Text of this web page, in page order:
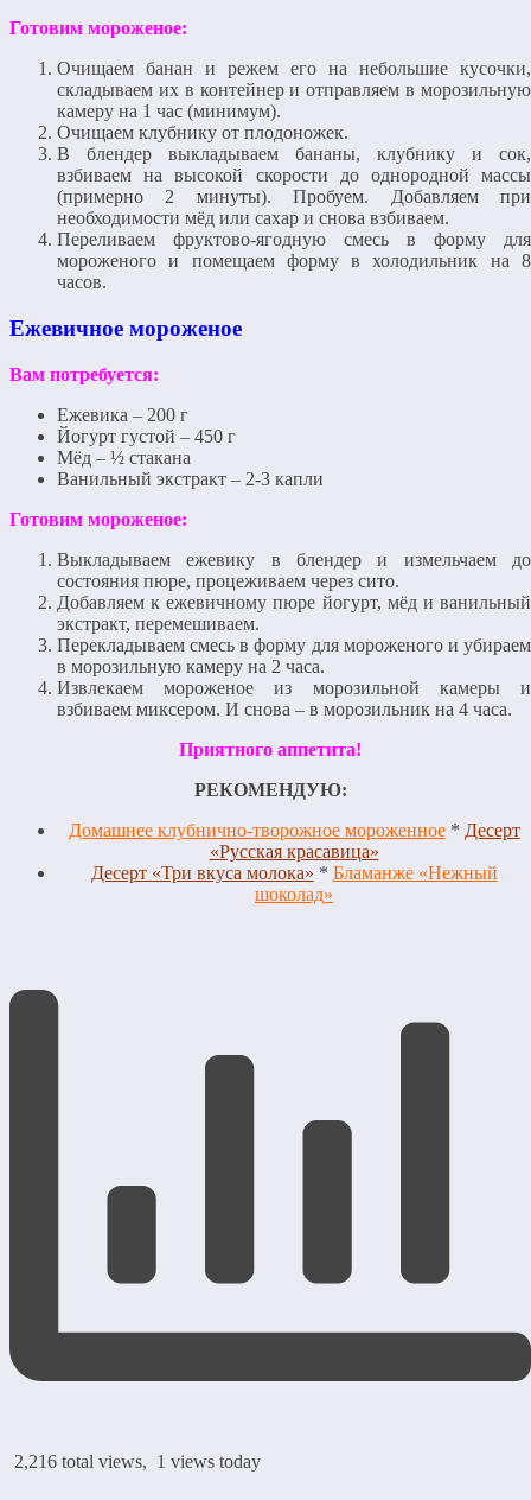
Готовим мороженое:
Очищаем банан и режем его на небольшие кусочки,
складываем их в контейнер и отправляем в морозильную
камеру на 1 час (минимум).
Очищаем клубнику от плодоножек.
В блендер выкладываем бананы, клубнику и сок,
взбиваем на высокой скорости до однородной массы
(примерно 2 минуты). Пробуем. Добавляем при
необходимости мёд или сахар и снова взбиваем.
Переливаем фруктово-ягодную смесь в форму для
мороженого и помещаем форму в холодильник на 8
часов.
Ежевичное мороженое
Вам потребуется:
Ежевика – 200 г
Йогурт густой – 450 г
Мёд – ½ стакана
Ванильный экстракт – 2-3 капли
Готовим мороженое:
Выкладываем ежевику в блендер и измельчаем до
состояния пюре, процеживаем через сито.
Добавляем к ежевичному пюре йогурт, мёд и ванильный
экстракт, перемешиваем.
Перекладываем смесь в форму для мороженого и убираем
в морозильную камеру на 2 часа.
Извлекаем мороженое из морозильной камеры и
взбиваем миксером. И снова – в морозильник на 4 часа.
Приятного аппетита!
РЕКОМЕНДУЮ:
Домашнее клубнично-творожное мороженное* Десерт
«Русская красавица»
Десерт «Три вкуса молока» * Бламанже «Нежный
шоколад»
2,216 total views, 1 views today